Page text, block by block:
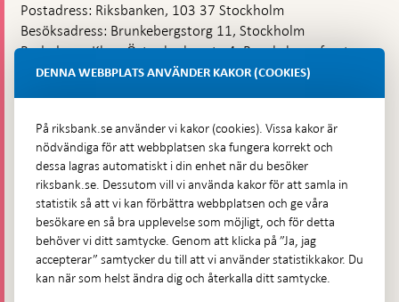
Postadress: Riksbanken, 103 37 Stockholm
Besöksadress: Brunkebergstorg 11, Stockholm
Budadress: Klara Östra kyrkogata 4, Brunkebergsfaret,
Lastplats 6
Hitta direkt
Frågor och svar-
Öppnas
i
ny
flik
Till Riksbankens webbarkiv-
Öppnas
i
ny
Presskontakt
Integritetspolicy
DENNA WEBBPLATS ANVÄNDER KAKOR (COOKIES)
På riksbank.se använder vi kakor (cookies). Vissa kakor är
nödvändiga för att webbplatsen ska fungera korrekt och
dessa lagras automatiskt i din enhet när du besöker
riksbank.se. Dessutom vill vi använda kakor för att samla in
statistik så att vi kan förbättra webbplatsen och ge våra
besökare en så bra upplevelse som möjligt, och för detta
behöver vi ditt samtycke. Genom att klicka på ”Ja, jag
accepterar” samtycker du till att vi använder statistikkakor. Du
kan när som helst ändra dig och återkalla ditt samtycke.